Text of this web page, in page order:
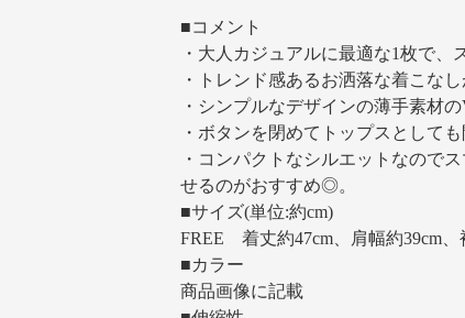
■コメント
・大人カジュアルに最適な1枚で、
・トレンド感あるお洒落な着こなし
・シンプルなデザインの薄手素材
・ボタンを閉めてトップスとして
・コンパクトなシルエットなので
せるのがおすすめ◎。
■サイズ(単位:約cm)
FREE 着丈約47cm、肩幅約39cm、
■カラー
商品画像に記載